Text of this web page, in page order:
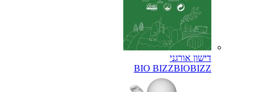
דישון אורגני
BIO BIZZBIOBIZZ